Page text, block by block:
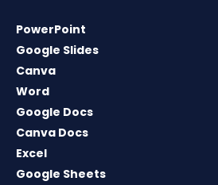
PowerPoint
Google Slides
Canva
Word
Google Docs
Canva Docs
Excel
Google Sheets